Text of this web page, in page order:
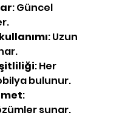
: Güncel
: Uzun
: Her
bulunur.
:
sunar.